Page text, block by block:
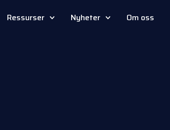
Ressurser Nyheter Om oss